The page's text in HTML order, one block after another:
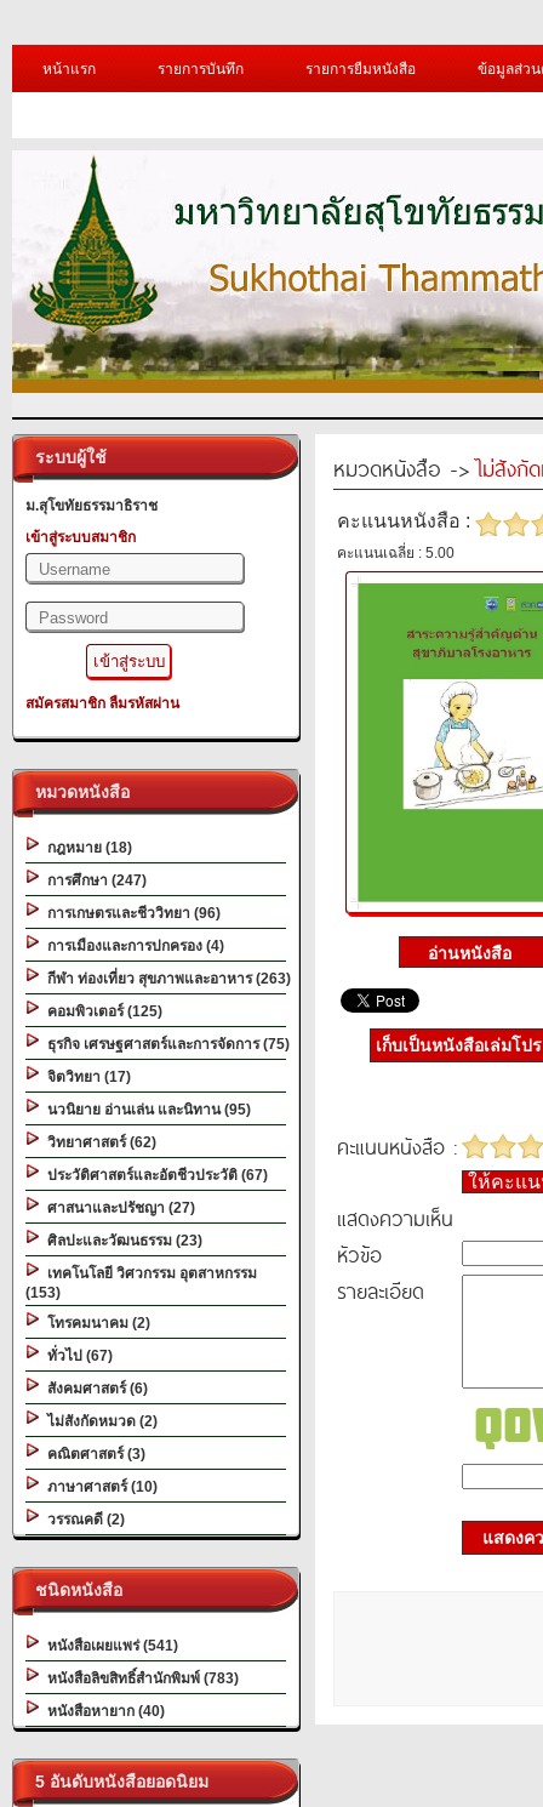
หน้าแรก รายการบันทึก รายการยืมหนังสือ ข้อมูลส่ว
ระบบผู้ใช้
ม.สุโขทัยธรรมาธิราช
เข้าสู่ระบบสมาชิก
สมัครสมาชิก ลืมรหัสผ่าน
หมวดหนังสือ
กฎหมาย (18)
การศึกษา (247)
การเกษตรและชีววิทยา (96)
การเมืองและการปกครอง (4)
กีฬา ท่องเที่ยว สุขภาพและอาหาร (263)
คอมพิวเตอร์ (125)
ธุรกิจ เศรษฐศาสตร์และการจัดการ (75)
จิตวิทยา (17)
นวนิยาย อ่านเล่น และนิทาน (95)
วิทยาศาสตร์ (62)
ประวัติศาสตร์และอัตชีวประวัติ (67)
ศาสนาและปรัชญา (27)
ศิลปะและวัฒนธรรม (23)
เทคโนโลยี วิศวกรรม อุตสาหกรรม
(153)
โทรคมนาคม (2)
ทั่วไป (67)
สังคมศาสตร์ (6)
ไม่สังกัดหมวด (2)
คณิตศาสตร์ (3)
ภาษาศาสตร์ (10)
วรรณคดี (2)
ชนิดหนังสือ
หนังสือเผยแพร่ (541)
หนังสือลิขสิทธิ์สำนักพิมพ์ (783)
หนังสือหายาก (40)
5 อันดับหนังสือยอดนิยม
หมวดหนังสือ ->ไม่สังกั
คะแนนหนังสือ :
คะแนนเฉลี่ย : 5.00
เก็บเป็นหนังสือเล่มโป
คะแนนหนังสือ :
ให้คะแ
แสดงความเห็น
หัวข้อ
รายละเอียด
แสดงค